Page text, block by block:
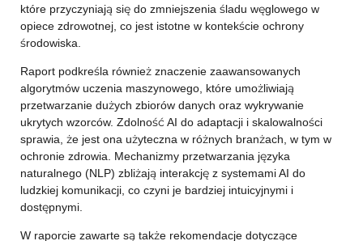
które przyczyniają się do zmniejszenia śladu węglowego w
opiece zdrowotnej, co jest istotne w kontekście ochrony
środowiska.
Raport podkreśla również znaczenie zaawansowanych
algorytmów uczenia maszynowego, które umożliwiają
przetwarzanie dużych zbiorów danych oraz wykrywanie
ukrytych wzorców. Zdolność AI do adaptacji i skalowalności
sprawia, że jest ona użyteczna w różnych branżach, w tym w
ochronie zdrowia. Mechanizmy przetwarzania języka
naturalnego (NLP) zbliżają interakcję z systemami AI do
ludzkiej komunikacji, co czyni je bardziej intuicyjnymi i
dostępnymi.
W raporcie zawarte są także rekomendacje dotyczące